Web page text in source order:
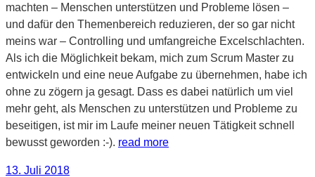
machten – Menschen unterstützen und Probleme lösen –
und dafür den Themenbereich reduzieren, der so gar nicht
meins war – Controlling und umfangreiche Excelschlachten.
Als ich die Möglichkeit bekam, mich zum Scrum Master zu
entwickeln und eine neue Aufgabe zu übernehmen, habe ich
ohne zu zögern ja gesagt. Dass es dabei natürlich um viel
mehr geht, als Menschen zu unterstützen und Probleme zu
beseitigen, ist mir im Laufe meiner neuen Tätigkeit schnell
bewusst geworden :-). read more
Veröffentlicht
13. Juli 2018